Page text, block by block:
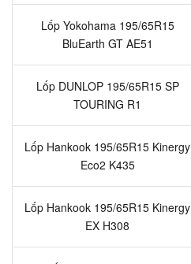
Lốp Yokohama 195/65R15
BluEarth GT AE51
Lốp DUNLOP 195/65R15 SP
TOURING R1
Lốp Hankook 195/65R15 Kinergy
Eco2 K435
Lốp Hankook 195/65R15 Kinergy
EX H308